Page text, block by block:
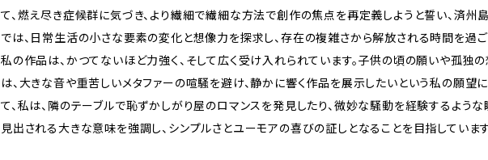
て、燃え尽き症候群に気づき、より繊細で繊細な方法で創作の焦点を再定義しようと誓い、済州
では、日常生活の小さな要素の変化と想像力を探求し、存在の複雑さから解放される時間を過ご
私の作品は、かつてないほど力強く、そして広く受け入れられています。子供の頃の願いや孤独
は、大きな音や重苦しいメタファーの喧騒を避け、静かに響く作品を展示したいという私の願望
て、私は、隣のテーブルで恥ずかしがり屋のロマンスを発見したり、微妙な騒動を経験するよう
見出される大きな意味を強調し、シンプルさとユーモアの喜びの証しとなることを目指しています